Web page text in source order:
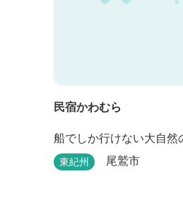
民宿かわむら
船でしか行けない大自然
東紀州 尾鷲市